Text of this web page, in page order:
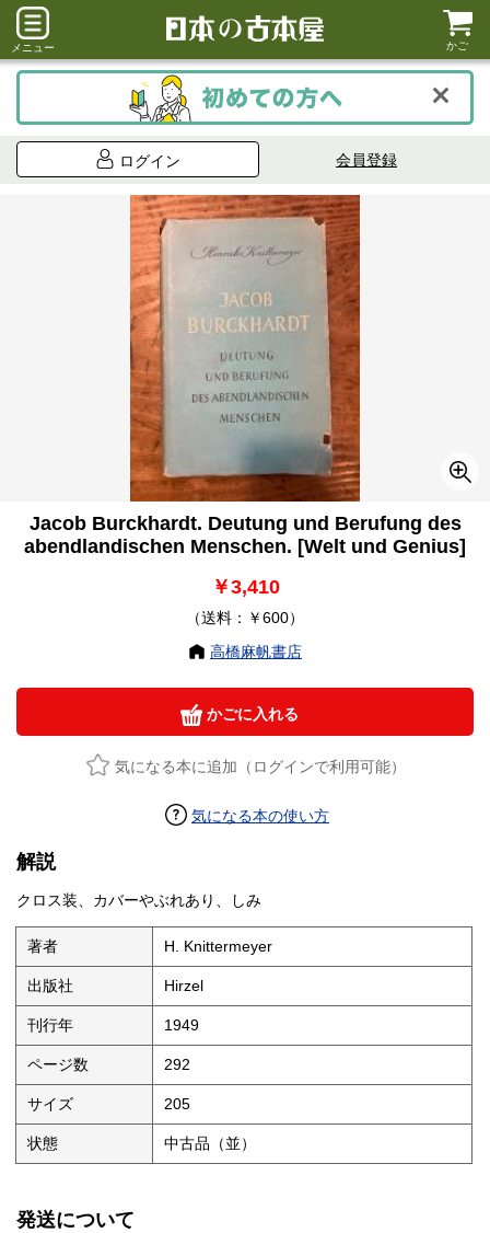
メニュー かご
ログイン 会員登録
Jacob Burckhardt. Deutung und Berufung des
abendlandischen Menschen. [Welt und Genius]
￥3,410
（送料：￥600）
高橋麻帆書店
かごに入れる
気になる本に追加（ログインで利用可能）
気になる本の使い方
解説
クロス装、カバーやぶれあり、しみ
著者 H. Knittermeyer
出版社 Hirzel
刊行年 1949
ページ数 292
サイズ 205
状態 中古品（並）
発送について